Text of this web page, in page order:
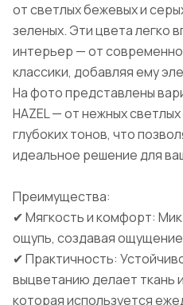
от светлых бежевых и
зеленых. Эти цвета легко
интерьер — от
классики, добавляя ему
На фото представлены
HAZEL — от нежных
глубоких тонов, что
идеальное решение для
Преимущества:
✔ Мягкость и комфорт:
ощупь, создавая
✔ Практичность:
выцветанию делает ткань
которая используется